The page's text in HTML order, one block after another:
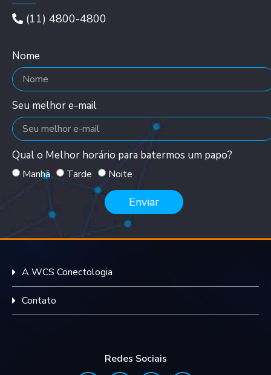
(11) 4800-4800
Nome
Seu melhor e-mail
Qual o Melhor horário para batermos um papo?
Manhã Tarde Noite
Enviar
A WCS Conectologia
Contato
Redes Sociais